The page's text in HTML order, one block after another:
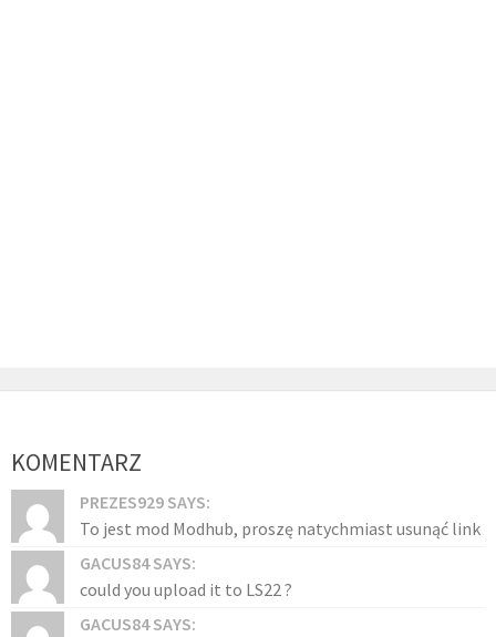
KOMENTARZ
PREZES929 SAYS:
To jest mod Modhub, proszę natychmiast usunąć link
GACUS84 SAYS:
could you upload it to LS22 ?
GACUS84 SAYS: